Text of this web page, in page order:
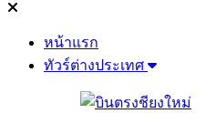
หน้าแรก
ทัวร์ต่างประเทศ